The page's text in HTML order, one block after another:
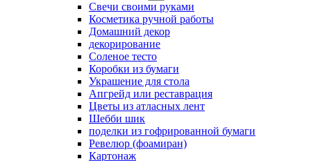
Свечи своими руками
Косметика ручной работы
Домашний декор
декорирование
Соленое тесто
Коробки из бумаги
Украшение для стола
Апгрейд или реставрация
Цветы из атласных лент
Шебби шик
поделки из гофрированной бумаги
Ревелюр (фоамиран)
Картонаж